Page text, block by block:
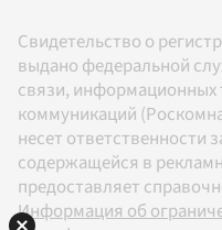
Свидетельство о
выдано федеральной
связи, информационных
коммуникаций
несет ответственности
содержащейся в
предоставляет
Информация об